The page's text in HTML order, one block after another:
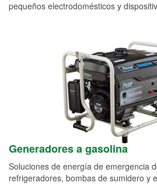
pequeños electrodomésticos y
Generadores a gasolina
Soluciones de energía de emergencia
refrigeradores, bombas de sumidero y